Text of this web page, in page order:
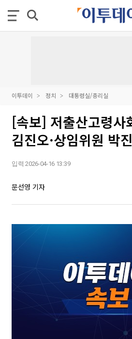
이투데이 정치 대통령실/총리실
[속보] 저출산고령사
김진오·상임위원 박
입력 2026-04-16 13:39
문선영 기자